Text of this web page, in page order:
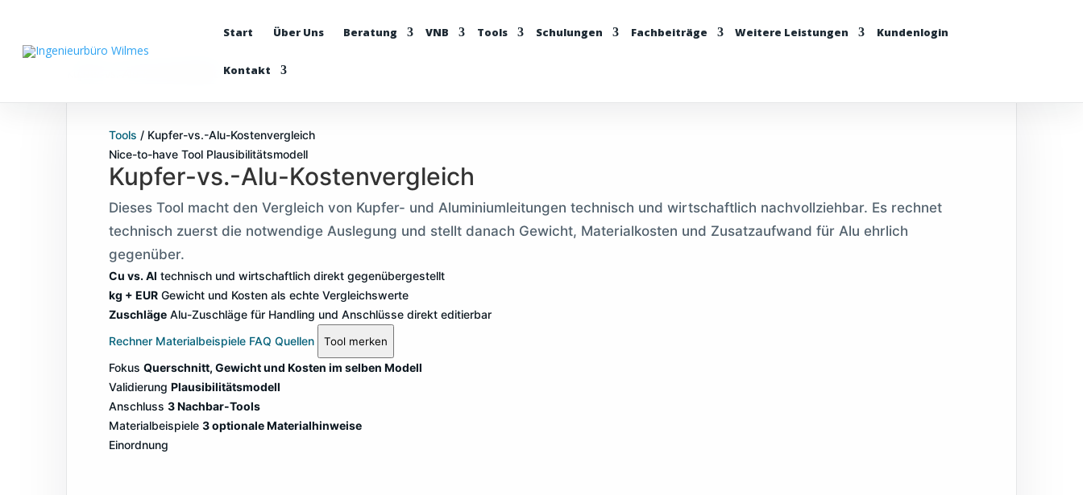
Start Über Uns Beratung VNB Tools Schulungen Fachbeiträge Weitere Leistungen Kundenlogin
Kontakt
Kupfer-vs.-Alu-Kostenvergleich
Tools / Kupfer-vs.-Alu-Kostenvergleich
Nice-to-have Tool Plausibilitätsmodell
Kupfer-vs.-Alu-Kostenvergleich
Dieses Tool macht den Vergleich von Kupfer- und Aluminiumleitungen technisch und wirtschaftlich nachvollziehbar. Es rechnet
technisch zuerst die notwendige Auslegung und stellt danach Gewicht, Materialkosten und Zusatzaufwand für Alu ehrlich
gegenüber.
Cu vs. Al technisch und wirtschaftlich direkt gegenübergestellt
kg + EUR Gewicht und Kosten als echte Vergleichswerte
Zuschläge Alu-Zuschläge für Handling und Anschlüsse direkt editierbar
Rechner Materialbeispiele FAQ Quellen Tool merken
Fokus Querschnitt, Gewicht und Kosten im selben Modell
Validierung Plausibilitätsmodell
Anschluss 3 Nachbar-Tools
Materialbeispiele 3 optionale Materialhinweise
Einordnung